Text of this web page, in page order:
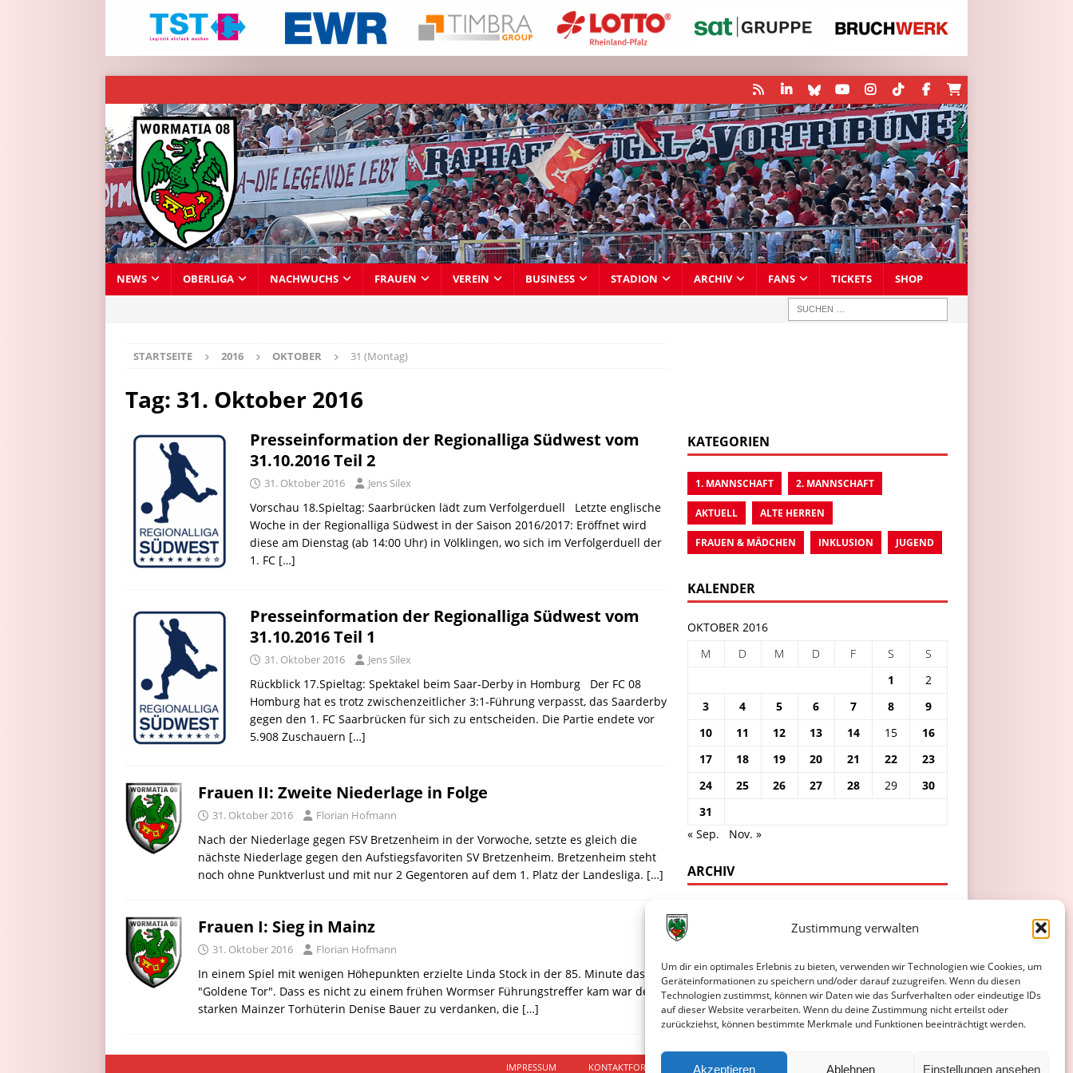
Zustimmung verwalten
Um dir ein optimales Erlebnis zu bieten, verwenden wir Technologien wie Cookies, um
Geräteinformationen zu speichern und/oder darauf zuzugreifen. Wenn du diesen
Technologien zustimmst, können wir Daten wie das Surfverhalten oder eindeutige IDs
auf dieser Website verarbeiten. Wenn du deine Zustimmung nicht erteilst oder
zurückziehst, können bestimmte Merkmale und Funktionen beeinträchtigt werden.
Akzeptieren Ablehnen Einstellungen ansehen
NEWS OBERLIGA NACHWUCHS FRAUEN VEREIN BUSINESS STADION ARCHIV FANS TICKETS SHOP
STARTSEITE 2016 OKTOBER 31 (Montag)
Tag: 31. Oktober 2016
Presseinformation der Regionalliga Südwest vom
31.10.2016 Teil 2
31. Oktober 2016 Jens Silex
Vorschau 18.Spieltag: Saarbrücken lädt zum Verfolgerduell Letzte englische
Woche in der Regionalliga Südwest in der Saison 2016/2017: Eröffnet wird
diese am Dienstag (ab 14:00 Uhr) in Völklingen, wo sich im Verfolgerduell der
1. FC […]
Presseinformation der Regionalliga Südwest vom
31.10.2016 Teil 1
31. Oktober 2016 Jens Silex
Rückblick 17.Spieltag: Spektakel beim Saar-Derby in Homburg Der FC 08
Homburg hat es trotz zwischenzeitlicher 3:1-Führung verpasst, das Saarderby
gegen den 1. FC Saarbrücken für sich zu entscheiden. Die Partie endete vor
5.908 Zuschauern […]
Frauen II: Zweite Niederlage in Folge
31. Oktober 2016 Florian Hofmann
Nach der Niederlage gegen FSV Bretzenheim in der Vorwoche, setzte es gleich die
nächste Niederlage gegen den Aufstiegsfavoriten SV Bretzenheim. Bretzenheim steht
noch ohne Punktverlust und mit nur 2 Gegentoren auf dem 1. Platz der Landesliga. […]
Frauen I: Sieg in Mainz
31. Oktober 2016 Florian Hofmann
In einem Spiel mit wenigen Höhepunkten erzielte Linda Stock in der 85. Minute das
"Goldene Tor". Dass es nicht zu einem frühen Wormser Führungstreffer kam war der
starken Mainzer Torhüterin Denise Bauer zu verdanken, die […]
KATEGORIEN
1. MANNSCHAFT 2. MANNSCHAFT
AKTUELL ALTE HERREN
FRAUEN & MÄDCHEN INKLUSION JUGEND
KALENDER
OKTOBER 2016
M
D M D F S
S
1
2
3
4 5 6 7 8
9
10
11 12 13 14 15
16
17
18 19 20 21 22
23
24
25 26 27 28 29
30
31
« Sep.
Nov. »
ARCHIV
IMPRESSUM KONTAKTFORMULAR DATENSCHUTZERKLÄRUNG COOKIE-RICHTLINIE (EU)